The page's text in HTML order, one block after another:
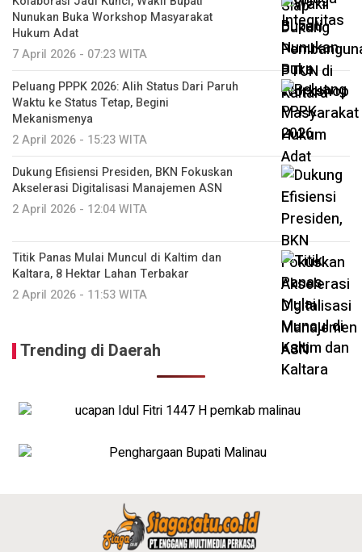
Nunukan Buka Workshop Masyarakat
Hukum Adat
7 April 2026 - 07:23 WITA
Peluang PPPK 2026: Alih Status Dari Paruh
Waktu ke Status Tetap, Begini
Mekanismenya
2 April 2026 - 15:23 WITA
Dukung Efisiensi Presiden, BKN Fokuskan
Akselerasi Digitalisasi Manajemen ASN
2 April 2026 - 12:04 WITA
Titik Panas Mulai Muncul di Kaltim dan
Kaltara, 8 Hektar Lahan Terbakar
2 April 2026 - 11:53 WITA
Trending di Daerah